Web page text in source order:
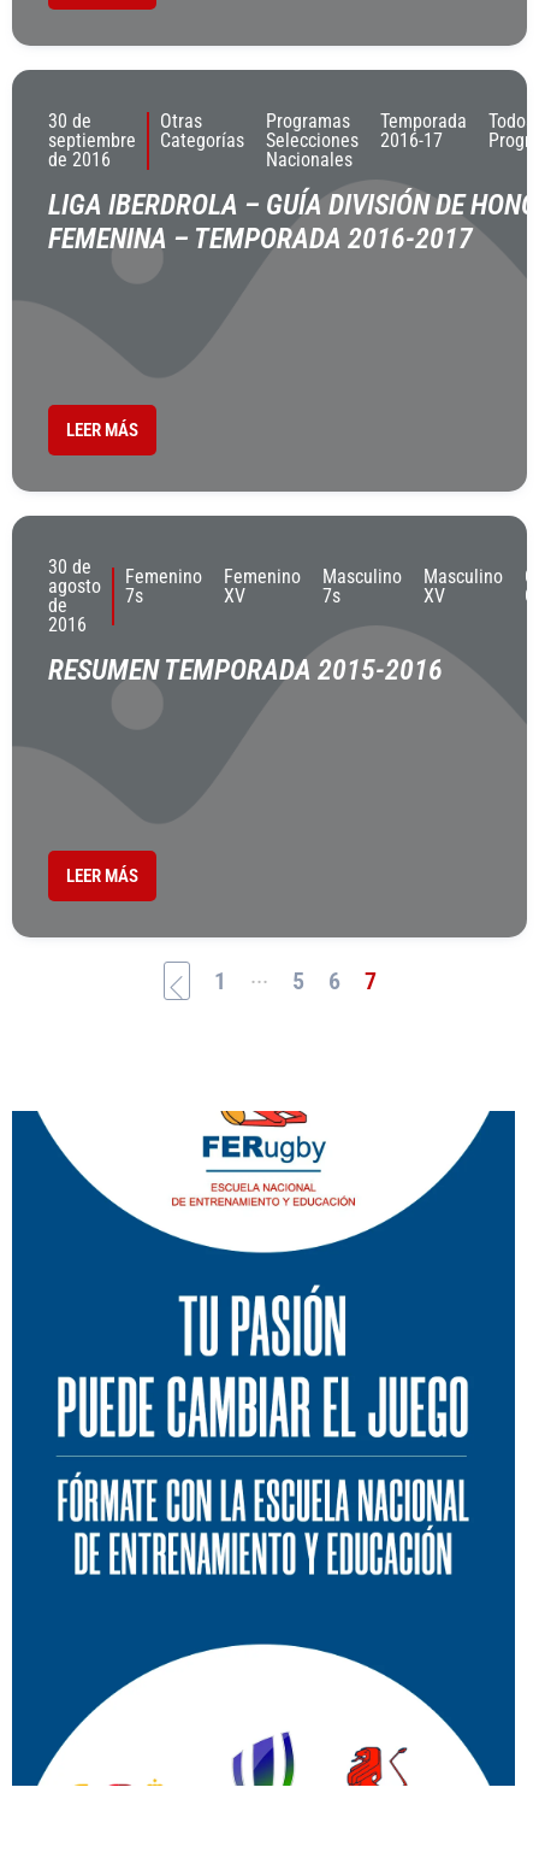
30 de
septiembre
de 2016
Otras
Categorías
Programas
Selecciones
Nacionales
Temporada
2016-17
LIGA IBERDROLA – GUÍA DIVISIÓN DE
FEMENINA – TEMPORADA 2016-2017
LEER MÁS
30 de
agosto
de
2016
Femenino
7s
Femenino
XV
Masculino
7s
Masculino
XV
RESUMEN TEMPORADA 2015-2016
LEER MÁS
1 ... 5 6 7